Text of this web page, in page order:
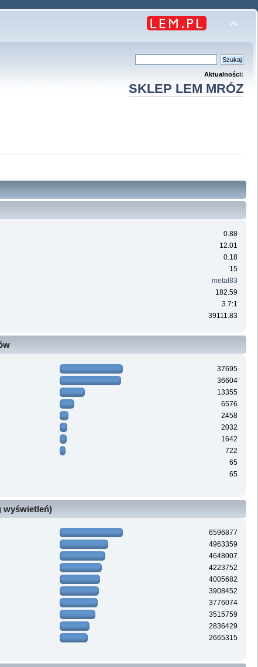
Aktualności:
SKLEP LEM MRÓZ
0.88
12.01
0.18
15
metal83
182.59
3.7:1
39111.83
37695
36604
13355
6576
2458
2032
1642
722
65
65
wyświetleń)
6596877
4963359
4648007
4223752
4005682
3908452
3776074
3515759
2836429
2665315